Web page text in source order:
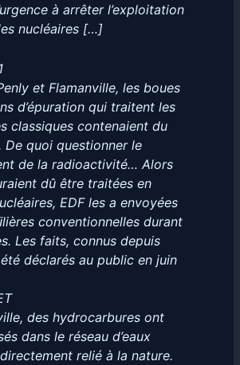
à arrêter l’exploitation
nucléaires […]
et Flamanville, les boues
d’épuration qui traitent les
classiques contenaient du
quoi questionner le
de la radioactivité… Alors
dû être traitées en
EDF les a envoyées
conventionnelles durant
Les faits, connus depuis
déclarés au public en juin
des hydrocarbures ont
dans le réseau d’eaux
relié à la nature.